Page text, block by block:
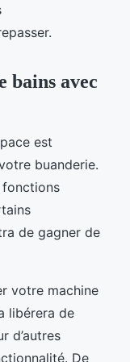
bains avec
est
buanderie.
fonctions
de gagner de
votre machine
libérera de
d’autres
De